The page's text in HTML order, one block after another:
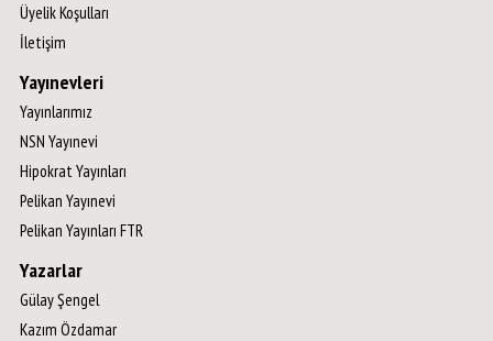
Üyelik Koşulları
İletişim
Yayınevleri
Yayınlarımız
NSN Yayınevi
Hipokrat Yayınları
Pelikan Yayınevi
Pelikan Yayınları FTR
Yazarlar
Gülay Şengel
Kazım Özdamar